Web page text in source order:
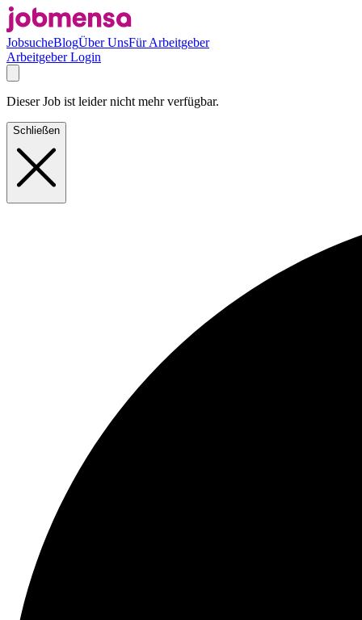
JobsucheBlogÜber UnsFür Arbeitgeber
Arbeitgeber Login
Dieser Job ist leider nicht mehr verfügbar.
Schließen